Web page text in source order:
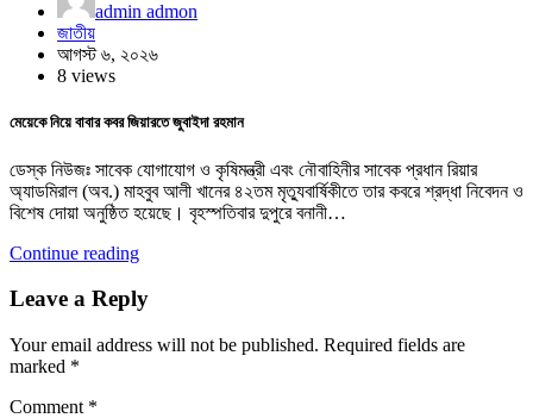
admin admon
জাতীয়
আগস্ট ৬, ২০২৬
8 views
মেয়েকে নিয়ে বাবার কবর জিয়ারতে জুবাইদা রহমান
ডেস্ক নিউজঃ সাবেক যোগাযোগ ও কৃষিমন্ত্রী এবং নৌবাহিনীর সাবেক প্রধান রিয়ার
অ্যাডমিরাল (অব.) মাহবুব আলী খানের ৪২তম মৃত্যুবার্ষিকীতে তার কবরে শ্রদ্ধা নিবেদন ও
বিশেষ দোয়া অনুষ্ঠিত হয়েছে। বৃহস্পতিবার দুপুরে বনানী…
Continue reading
Leave a Reply
Your email address will not be published. Required fields are
marked *
Comment *